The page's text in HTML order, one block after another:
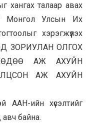
хангах талаар авах
Монгол Улсын Их
хэрэгжүүлэх
ЗОРИУЛАН ОЛГОХ
АЖ АХУЙН
АЖ АХУЙН
ААН-ийн хүсэлтийг
байна.